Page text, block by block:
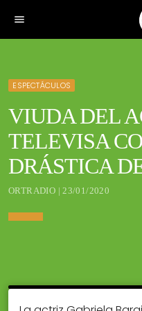
menu
ESPECTÁCULOS
VIUDA DEL
TELEVISA
DRÁSTICA
ORTRADIO | 23/01/2020